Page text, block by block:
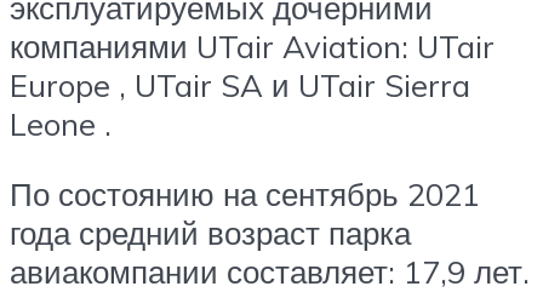
компаниями UTair Aviation: UTair
Europe , UTair SA и UTair Sierra
Leone .
По состоянию на сентябрь 2021
года средний возраст парка
авиакомпании составляет: 17,9 лет.